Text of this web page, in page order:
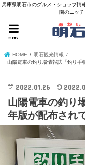
兵庫県明石市のグルメ・ショップ情
園のニッ
menu
HOME
明石観光情報
山陽電車の釣り場情報誌「釣り手
2022.01.26
山陽電車の釣り
年版が配布され